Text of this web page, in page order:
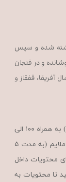
شده و سپس
و در فنجان
آفریقا، قفقاز و
بین ۱۵ الی ۱۸ گرم قهوه (معادل ۳ قاشق چای‌خوری) به همراه ۱۰۰ الی
۱۵۰ سی سی آب در جذوه روی گاز با شعله آرام یا ملایم (به مدت ۵
محتویات داخل
تا محتویات به